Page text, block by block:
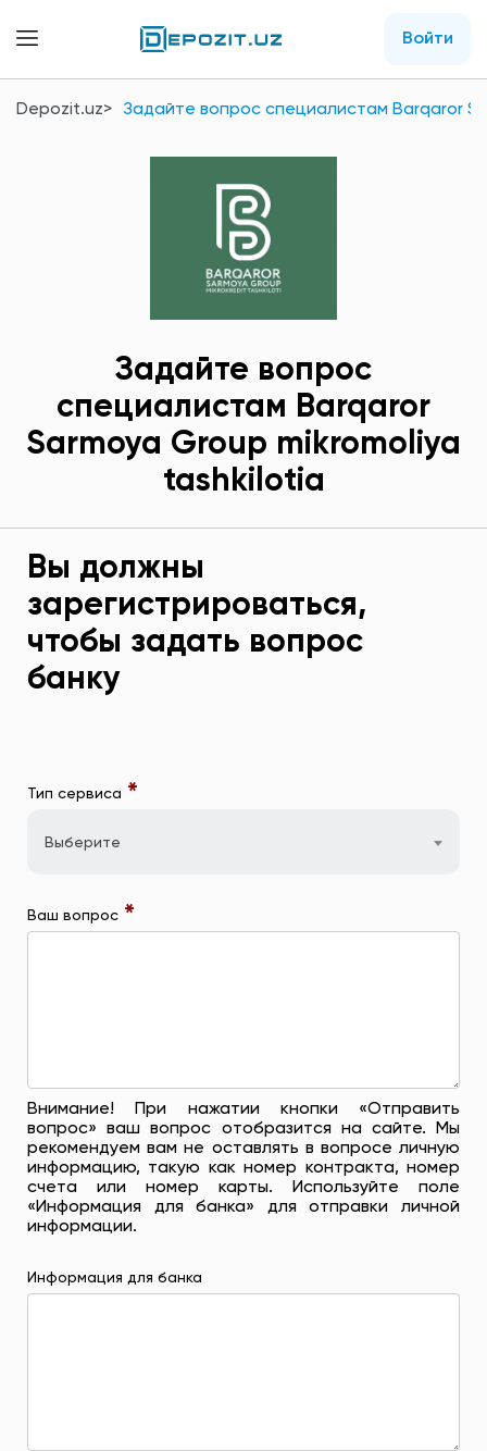
Войти
Depozit.uz Задайте вопрос специалистам Barqaror
Задайте вопрос
специалистам Barqaror
Sarmoya Group mikromoliya
tashkilotiа
Вы должны
зарегистрироваться,
чтобы задать вопрос
банку
Тип сервиса *
Выберите
Ваш вопрос *
Внимание! При нажатии кнопки «Отправить
вопрос» ваш вопрос отобразится на сайте. Мы
рекомендуем вам не оставлять в вопросе личную
информацию, такую ​​как номер контракта, номер
счета или номер карты. Используйте поле
«Информация для банка» для отправки личной
информации.
Информация для банка